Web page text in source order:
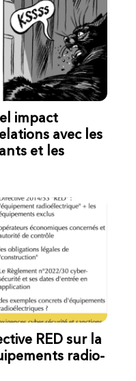
impact
avec les
et les
RED sur la
radio-